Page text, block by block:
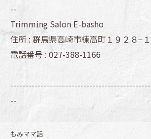
--
Trimming Salon E-basho
住所 : 群馬県高崎市棟高町１９２８−
電話番号 : 027-388-1166
--
もみママ話